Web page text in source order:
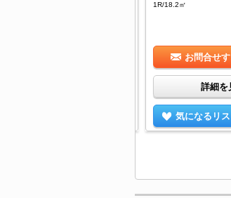
1R/18.2㎡
お問合せす
詳細を
気になるリ